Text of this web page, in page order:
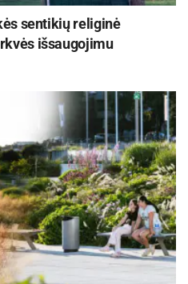
26.250972 (WGS)
pastatytas Ąžuolo
Jame
kokie gražūs
dvaro rūmai.
vieta:
26.213130 (WGS)
stendams parengė
archeologas Šarūnas
sentikių religinė
išsaugojimu